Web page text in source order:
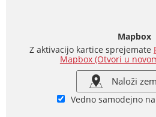
Mapbox
Z aktivacijo kartice sprejemate
Mapbox(Otvori u
Naloži
Vedno samodejno